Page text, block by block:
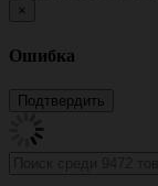
×
Ошибка